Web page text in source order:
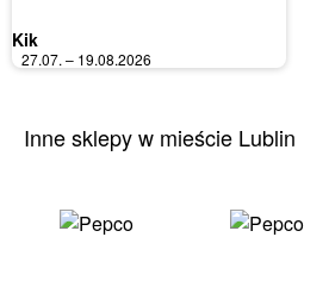
Kik
27.07. – 19.08.2026
Inne sklepy w mieście Lublin